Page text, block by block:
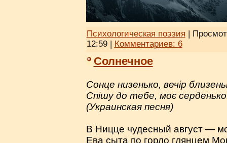
Психологическая поэзия |
12:59| Комментариев: 6
Солнечное
Сонце низенько, вечір
Спішу до тебе, моє
(Украинская песня)
В Ницце чудесный август —
Ева сыта по горло глянцем